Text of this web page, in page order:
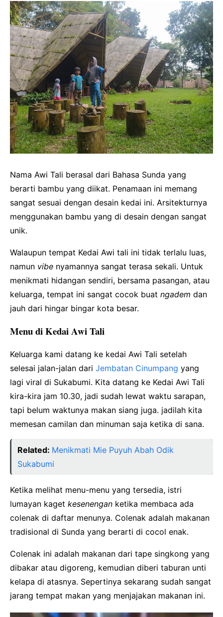
Nama Awi Tali berasal dari Bahasa Sunda yang
berarti bambu yang diikat. Penamaan ini memang
sangat sesuai dengan desain kedai ini. Arsitekturnya
menggunakan bambu yang di desain dengan sangat
unik.
Walaupun tempat Kedai Awi tali ini tidak terlalu luas,
namun vibe nyamannya sangat terasa sekali. Untuk
menikmati hidangan sendiri, bersama pasangan, atau
keluarga, tempat ini sangat cocok buat ngadem dan
jauh dari hingar bingar kota besar.
Menu di Kedai Awi Tali
Keluarga kami datang ke kedai Awi Tali setelah
selesai jalan-jalan dari Jembatan Cinumpang yang
lagi viral di Sukabumi. Kita datang ke Kedai Awi Tali
kira-kira jam 10.30, jadi sudah lewat waktu sarapan,
tapi belum waktunya makan siang juga. jadilah kita
memesan camilan dan minuman saja ketika di sana.
Related: Menikmati Mie Puyuh Abah Odik
Sukabumi
Ketika melihat menu-menu yang tersedia, istri
lumayan kaget kesenengan ketika membaca ada
colenak di daftar menunya. Colenak adalah makanan
tradisional di Sunda yang berarti di cocol enak.
Colenak ini adalah makanan dari tape singkong yang
dibakar atau digoreng, kemudian diberi taburan unti
kelapa di atasnya. Sepertinya sekarang sudah sangat
jarang tempat makan yang menjajakan makanan ini.